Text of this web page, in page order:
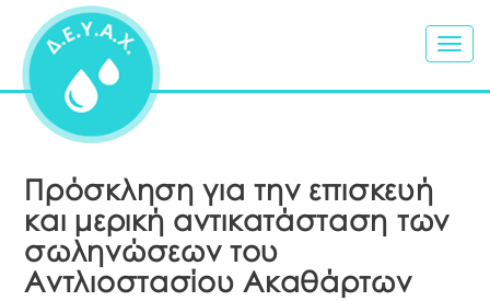
Πρόσκληση για την επισκευή
και μερική αντικατάσταση των
σωληνώσεων του
Αντλιοστασίου Ακαθάρτων